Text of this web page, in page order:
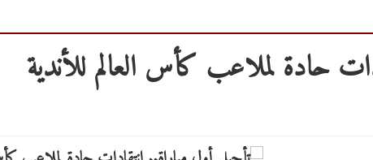
حادة لملاعب كأس العالم للأندية